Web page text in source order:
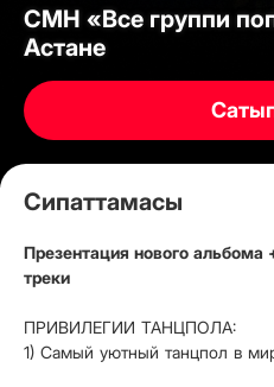
CMH «Все группи
Астане
Сипаттамасы
Презентация нового
треки
ПРИВИЛЕГИИ ТАНЦПОЛА:
1) Самый уютный танцпол в